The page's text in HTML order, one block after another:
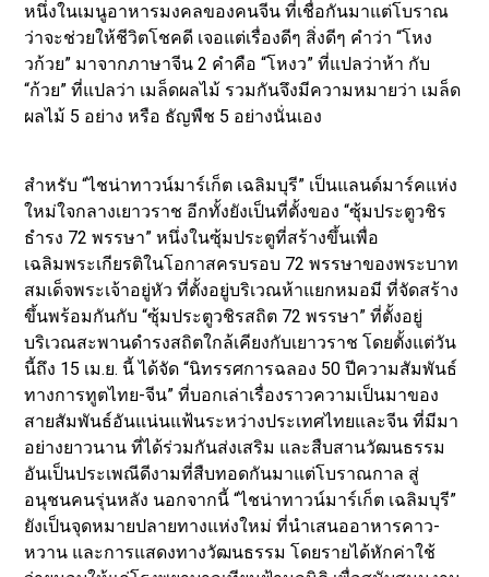
หนึ่งในเมนูอาหารมงคลของคนจีน ที่เชื่อกันมาแต่โบราณ
ว่าจะช่วยให้ชีวิตโชคดี เจอแต่เรื่องดีๆ สิ่งดีๆ คำว่า “โหง
วก้วย” มาจากภาษาจีน 2 คำคือ “โหงว” ที่แปลว่าห้า กับ
“ก้วย” ที่แปลว่า เมล็ดผลไม้ รวมกันจึงมีความหมายว่า เมล็ด
ผลไม้ 5 อย่าง หรือ ธัญพืช 5 อย่างนั่นเอง
สำหรับ “ไชน่าทาวน์มาร์เก็ต เฉลิมบุรี” เป็นแลนด์มาร์คแห่ง
ใหม่ใจกลางเยาวราช อีกทั้งยังเป็นที่ตั้งของ “ซุ้มประตูวชิร
ธำรง 72 พรรษา” หนึ่งในซุ้มประตูที่สร้างขึ้นเพื่อ
เฉลิมพระเกียรติในโอกาสครบรอบ 72 พรรษาของพระบาท
สมเด็จพระเจ้าอยู่หัว ที่ตั้งอยู่บริเวณห้าแยกหมอมี ที่จัดสร้าง
ขึ้นพร้อมกันกับ “ซุ้มประตูวชิรสถิต 72 พรรษา” ที่ตั้งอยู่
บริเวณสะพานดำรงสถิตใกล้เคียงกับเยาวราช โดยตั้งแต่วัน
นี้ถึง 15 เม.ย. นี้ ได้จัด “นิทรรศการฉลอง 50 ปีความสัมพันธ์
ทางการทูตไทย-จีน” ที่บอกเล่าเรื่องราวความเป็นมาของ
สายสัมพันธ์อันแน่นแฟ้นระหว่างประเทศไทยและจีน ที่มีมา
อย่างยาวนาน ที่ได้ร่วมกันส่งเสริม และสืบสานวัฒนธรรม
อันเป็นประเพณีดีงามที่สืบทอดกันมาแต่โบราณกาล สู่
อนุชนคนรุ่นหลัง นอกจากนี้ “ไชน่าทาวน์มาร์เก็ต เฉลิมบุรี”
ยังเป็นจุดหมายปลายทางแห่งใหม่ ที่นำเสนออาหารคาว-
หวาน และการแสดงทางวัฒนธรรม โดยรายได้หักค่าใช้